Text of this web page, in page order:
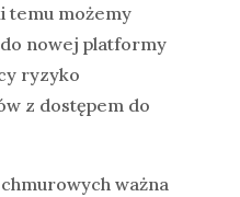
temu możemy
nowej platformy
ryzyko
z dostępem do
ważna